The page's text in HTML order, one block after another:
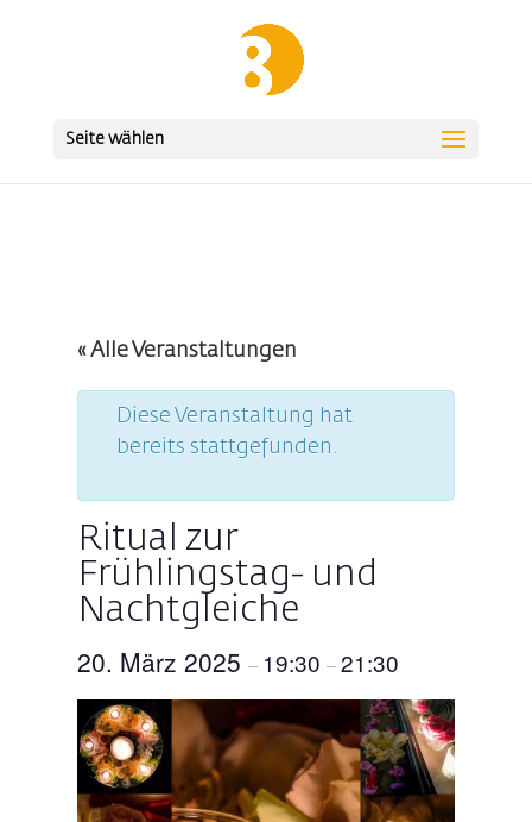
Seite wählen
« Alle Veranstaltungen
Diese Veranstaltung hat
bereits stattgefunden.
Ritual zur
Frühlingstag- und
Nachtgleiche
20. März 2025 – 19:30 –21:30